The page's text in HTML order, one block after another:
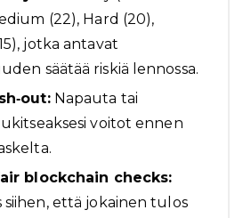
(22), Hard (20),
jotka antavat
säätää riskiä lennossa.
Napauta tai
voitot ennen
blockchain checks:
että jokainen tulos